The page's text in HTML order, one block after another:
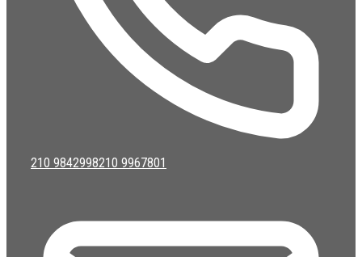
210 9842998210 9967801